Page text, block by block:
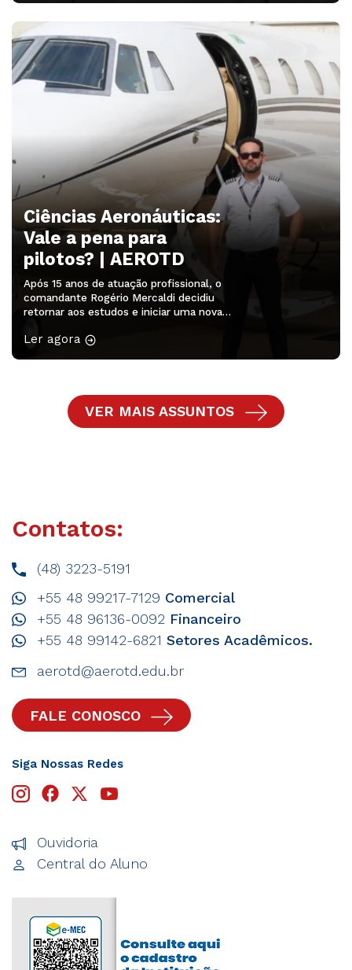
Rodrigues Guarienti. A atividade
proporcionou aos acadêmicos a
oportunidade de desenvolver habilidades
de escrita, organização […]
Ciências Aeronáuticas:
Vale a pena para
pilotos? | AEROTD
Após 15 anos de atuação profissional, o
comandante Rogério Mercaldi decidiu
retornar aos estudos e iniciar uma nova
Mesmo depois de aproximadamente 15
ampliar sua formação por meio do curso
superior de Ciências Aeronáuticas.
Conhecido […]
Ler agora
VER MAIS ASSUNTOS
Contatos:
(48) 3223-5191
+55 48 99217-7129 Comercial
+55 48 96136-0092 Financeiro
+55 48 99142-6821 Setores Acadêmicos.
aerotd@aerotd.edu.br
FALE CONOSCO
Siga Nossas Redes
Ouvidoria
Central do Aluno